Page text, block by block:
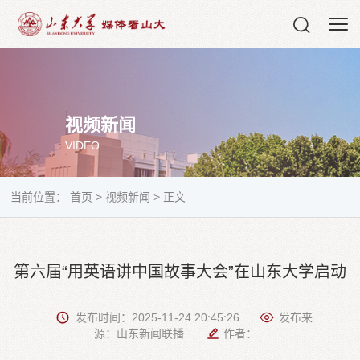
视频新闻
VIDEO
当前位置：首页 > 视频新闻 > 正文
第六届“用英语讲中国故事大会”在山东大学启动
发布时间：2025-11-24 20:45:26
发布来
源：山东新闻联播
作者：